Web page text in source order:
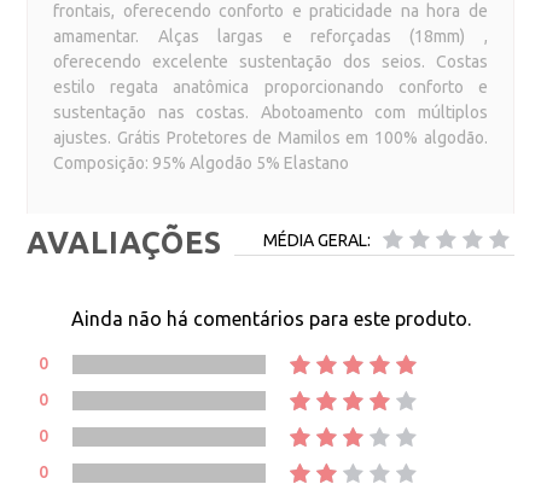
frontais, oferecendo conforto e praticidade na hora de
amamentar. Alças largas e reforçadas (18mm) ,
oferecendo excelente sustentação dos seios. Costas
estilo regata anatômica proporcionando conforto e
sustentação nas costas. Abotoamento com múltiplos
ajustes. Grátis Protetores de Mamilos em 100% algodão.
Composição: 95% Algodão 5% Elastano
AVALIAÇÕES MÉDIA GERAL:
Ainda não há comentários para este produto.
0
0
0
0